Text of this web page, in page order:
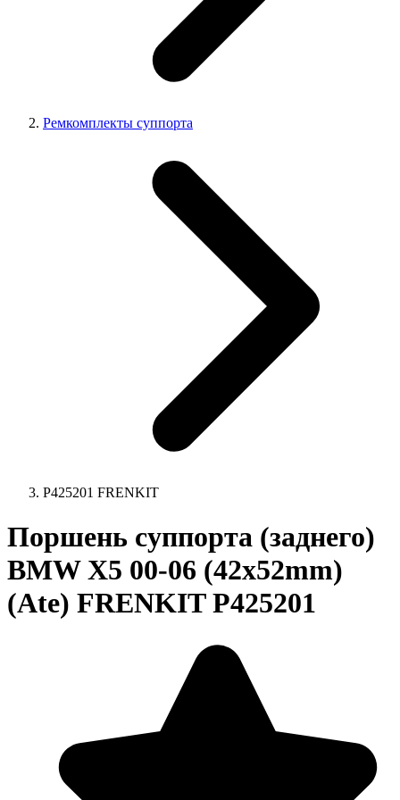
Ремкомплекты суппорта
P425201 FRENKIT
Поршень суппорта (заднего)
BMW X5 00-06 (42x52mm)
(Ate) FRENKIT P425201